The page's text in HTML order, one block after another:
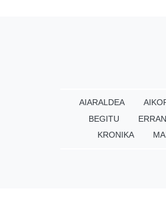
AIARALDEA
BEGITU
ERRAN
KRONIKA